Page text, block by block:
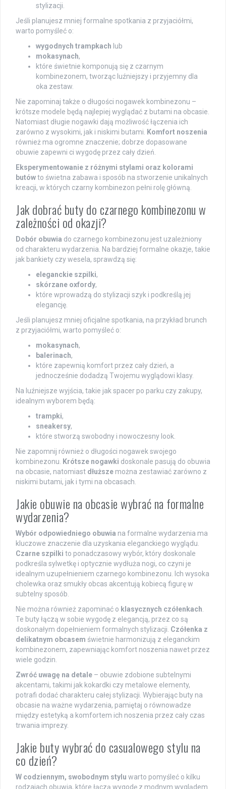
stylizacji.
Jeśli planujesz mniej formalne spotkania z przyjaciółmi,
warto pomyśleć o:
wygodnych trampkach lub
mokasynach,
które świetnie komponują się z czarnym
kombinezonem, tworząc luźniejszy i przyjemny dla
oka zestaw.
Nie zapominaj także o długości nogawek kombinezonu –
krótsze modele będą najlepiej wyglądać z butami na obcasie.
Natomiast długie nogawki dają możliwość łączenia ich
zarówno z wysokimi, jak i niskimi butami. Komfort noszenia
również ma ogromne znaczenie; dobrze dopasowane
obuwie zapewni ci wygodę przez cały dzień.
Eksperymentowanie z różnymi stylami oraz kolorami
butówto świetna zabawa i sposób na stworzenie unikalnych
kreacji, w których czarny kombinezon pełni rolę główną.
Jak dobrać buty do czarnego kombinezonu w
zależności od okazji?
Dobór obuwia do czarnego kombinezonu jest uzależniony
od charakteru wydarzenia. Na bardziej formalne okazje, takie
jak bankiety czy wesela, sprawdzą się:
eleganckie szpilki,
skórzane oxfordy,
które wprowadzą do stylizacji szyk i podkreślą jej
elegancję.
Jeśli planujesz mniej oficjalne spotkania, na przykład brunch
z przyjaciółmi, warto pomyśleć o:
mokasynach,
balerinach,
które zapewnią komfort przez cały dzień, a
jednocześnie dodadzą Twojemu wyglądowi klasy.
Na luźniejsze wyjścia, takie jak spacer po parku czy zakupy,
idealnym wyborem będą:
trampki,
sneakersy,
które stworzą swobodny i nowoczesny look.
Nie zapomnij również o długości nogawek swojego
kombinezonu. Krótsze nogawki doskonale pasują do obuwia
na obcasie, natomiast dłuższe można zestawiać zarówno z
niskimi butami, jak i tymi na obcasach.
Jakie obuwie na obcasie wybrać na formalne
wydarzenia?
Wybór odpowiedniego obuwia na formalne wydarzenia ma
kluczowe znaczenie dla uzyskania eleganckiego wyglądu.
Czarne szpilki to ponadczasowy wybór, który doskonale
podkreśla sylwetkę i optycznie wydłuża nogi, co czyni je
idealnym uzupełnieniem czarnego kombinezonu. Ich wysoka
cholewka oraz smukły obcas akcentują kobiecą figurę w
subtelny sposób.
Nie można również zapominać o klasycznych czółenkach
Te buty łączą w sobie wygodę z elegancją, przez co są
doskonałym dopełnieniem formalnych stylizacji. Czółenka z
delikatnym obcasem świetnie harmonizują z eleganckim
kombinezonem, zapewniając komfort noszenia nawet przez
wiele godzin.
Zwróć uwagę na detale – obuwie zdobione subtelnymi
akcentami, takimi jak kokardki czy metalowe elementy,
potrafi dodać charakteru całej stylizacji. Wybierając buty na
obcasie na ważne wydarzenia, pamiętaj o równowadze
między estetyką a komfortem ich noszenia przez cały czas
trwania imprezy.
Jakie buty wybrać do casualowego stylu na
co dzień?
W codziennym, swobodnym stylu warto pomyśleć o kilku
rodzajach obuwia, które łączą wygodę z modnym wyglądem.